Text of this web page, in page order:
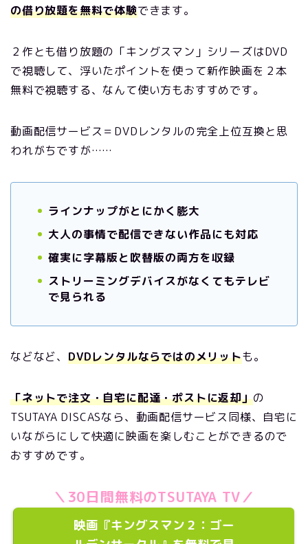
の借り放題を無料で体験できます。
２作とも借り放題の「キングスマン」シリーズはDVD
で視聴して、浮いたポイントを使って新作映画を２本
無料で視聴する、なんて使い方もおすすめです。
動画配信サービス＝DVDレンタルの完全上位互換と思
われがちですが……
ラインナップがとにかく膨大
大人の事情で配信できない作品にも対応
確実に字幕版と吹替版の両方を収録
ストリーミングデバイスがなくてもテレビ
で見られる
などなど、 DVDレンタルならではのメリットも。
「ネットで注文・自宅に配達・ポストに返却」の
TSUTAYA DISCASなら、動画配信サービス同様、自宅に
いながらにして快適に映画を楽しむことができるので
おすすめです。
＼30日間無料のTSUTAYA TV／
映画『キングスマン２：ゴー